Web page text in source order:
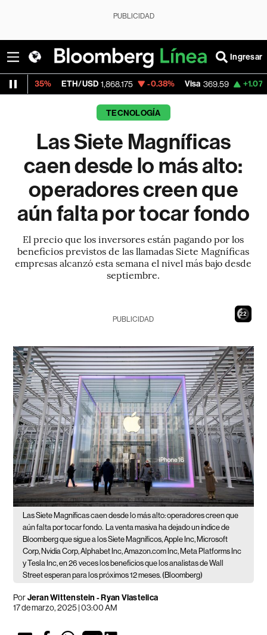
PUBLICIDAD
Ingresar
ETH/USD 1,868.175 -0.38% Visa 369.59 +1.07%
TECNOLOGÍA
Las Siete Magníficas
caen desde lo más alto:
operadores creen que
aún falta por tocar fondo
El precio que los inversores están pagando por los
beneficios previstos de las llamadas Siete Magníficas
empresas alcanzó esta semana el nivel más bajo desde
septiembre.
21
PUBLICIDAD
Las Siete Magníficas caen desde lo más alto: operadores creen que
aún falta por tocar fondo.
La venta masiva ha dejado un índice de
Bloomberg que sigue a los Siete Magníficos, Apple Inc, Microsoft
Corp, Nvidia Corp, Alphabet Inc, Amazon.com Inc, Meta Platforms Inc
y Tesla Inc, en 26 veces los beneficios que los analistas de Wall
Street esperan para los próximos 12 meses. (Bloomberg)
PorJeran Wittenstein - Ryan Vlastelica
17 de marzo, 2025 | 03:00 AM